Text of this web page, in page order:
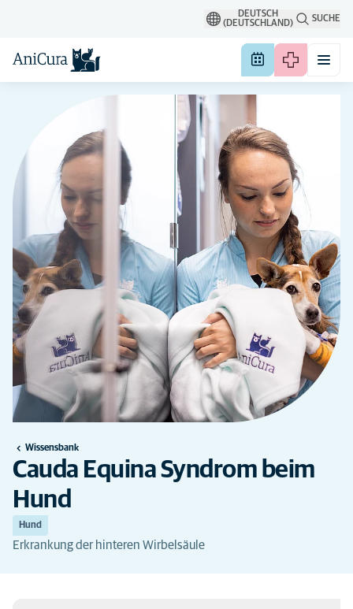
DEUTSCH
(DEUTSCHLAND)
SUCHE
Wissensbank
Cauda Equina Syndrom beim
Hund
Hund
Erkrankung der hinteren Wirbelsäule